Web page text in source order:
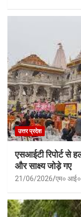
उत्तर प्रदेश
एसआईटी रिपोर्ट से
और साक्ष्य जोड़े गए
21/06/2026 एम० आई०